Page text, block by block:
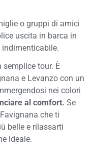
o gruppi di amici
uscita in barca in
indimenticabile.
semplice tour. È
e Levanzo con un
nei colori
al comfort. Se
che ti
belle e rilassarti
ideale.